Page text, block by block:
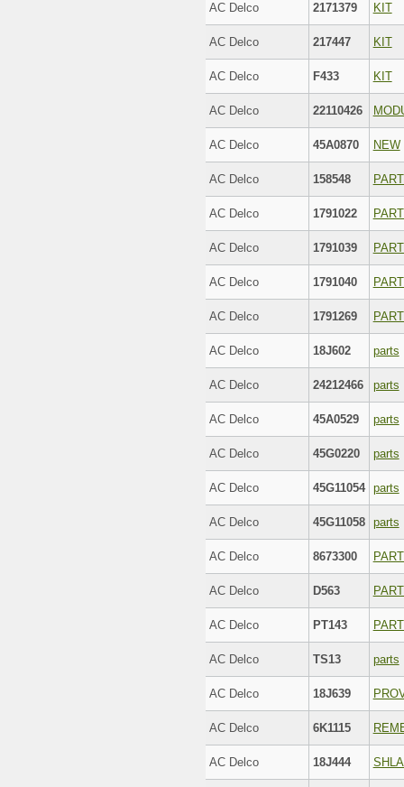
AC Delco 2171379 KIT
AC Delco 217447 KIT
AC Delco F433 KIT
AC Delco 22110426
AC Delco 45A0870 NEW
AC Delco 158548
AC Delco 1791022
AC Delco 1791039
AC Delco 1791040
AC Delco 1791269
AC Delco 18J602 parts
AC Delco 24212466 parts
AC Delco 45A0529 parts
AC Delco 45G0220 parts
AC Delco 45G11054 parts
AC Delco 45G11058 parts
AC Delco 8673300
AC Delco D563
AC Delco PT143
AC Delco TS13 parts
AC Delco 18J639
AC Delco 6K1115
AC Delco 18J444